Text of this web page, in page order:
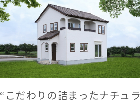
“こだわりの詰まったナチュラ